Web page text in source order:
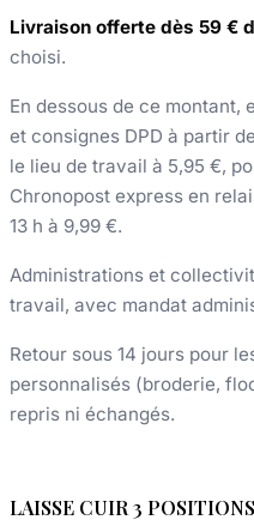
Livraison offerte dès 59 €
choisi.
En dessous de ce montant,
et consignes DPD à partir
le lieu de travail à 5,95 €,
Chronopost express en
13 h à 9,99 €.
Administrations et
travail, avec mandat
Retour sous 14 jours pour
personnalisés (broderie,
repris ni échangés.
LAISSE CUIR 3